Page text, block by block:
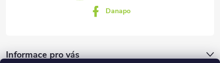
Danapo
Informace pro vás